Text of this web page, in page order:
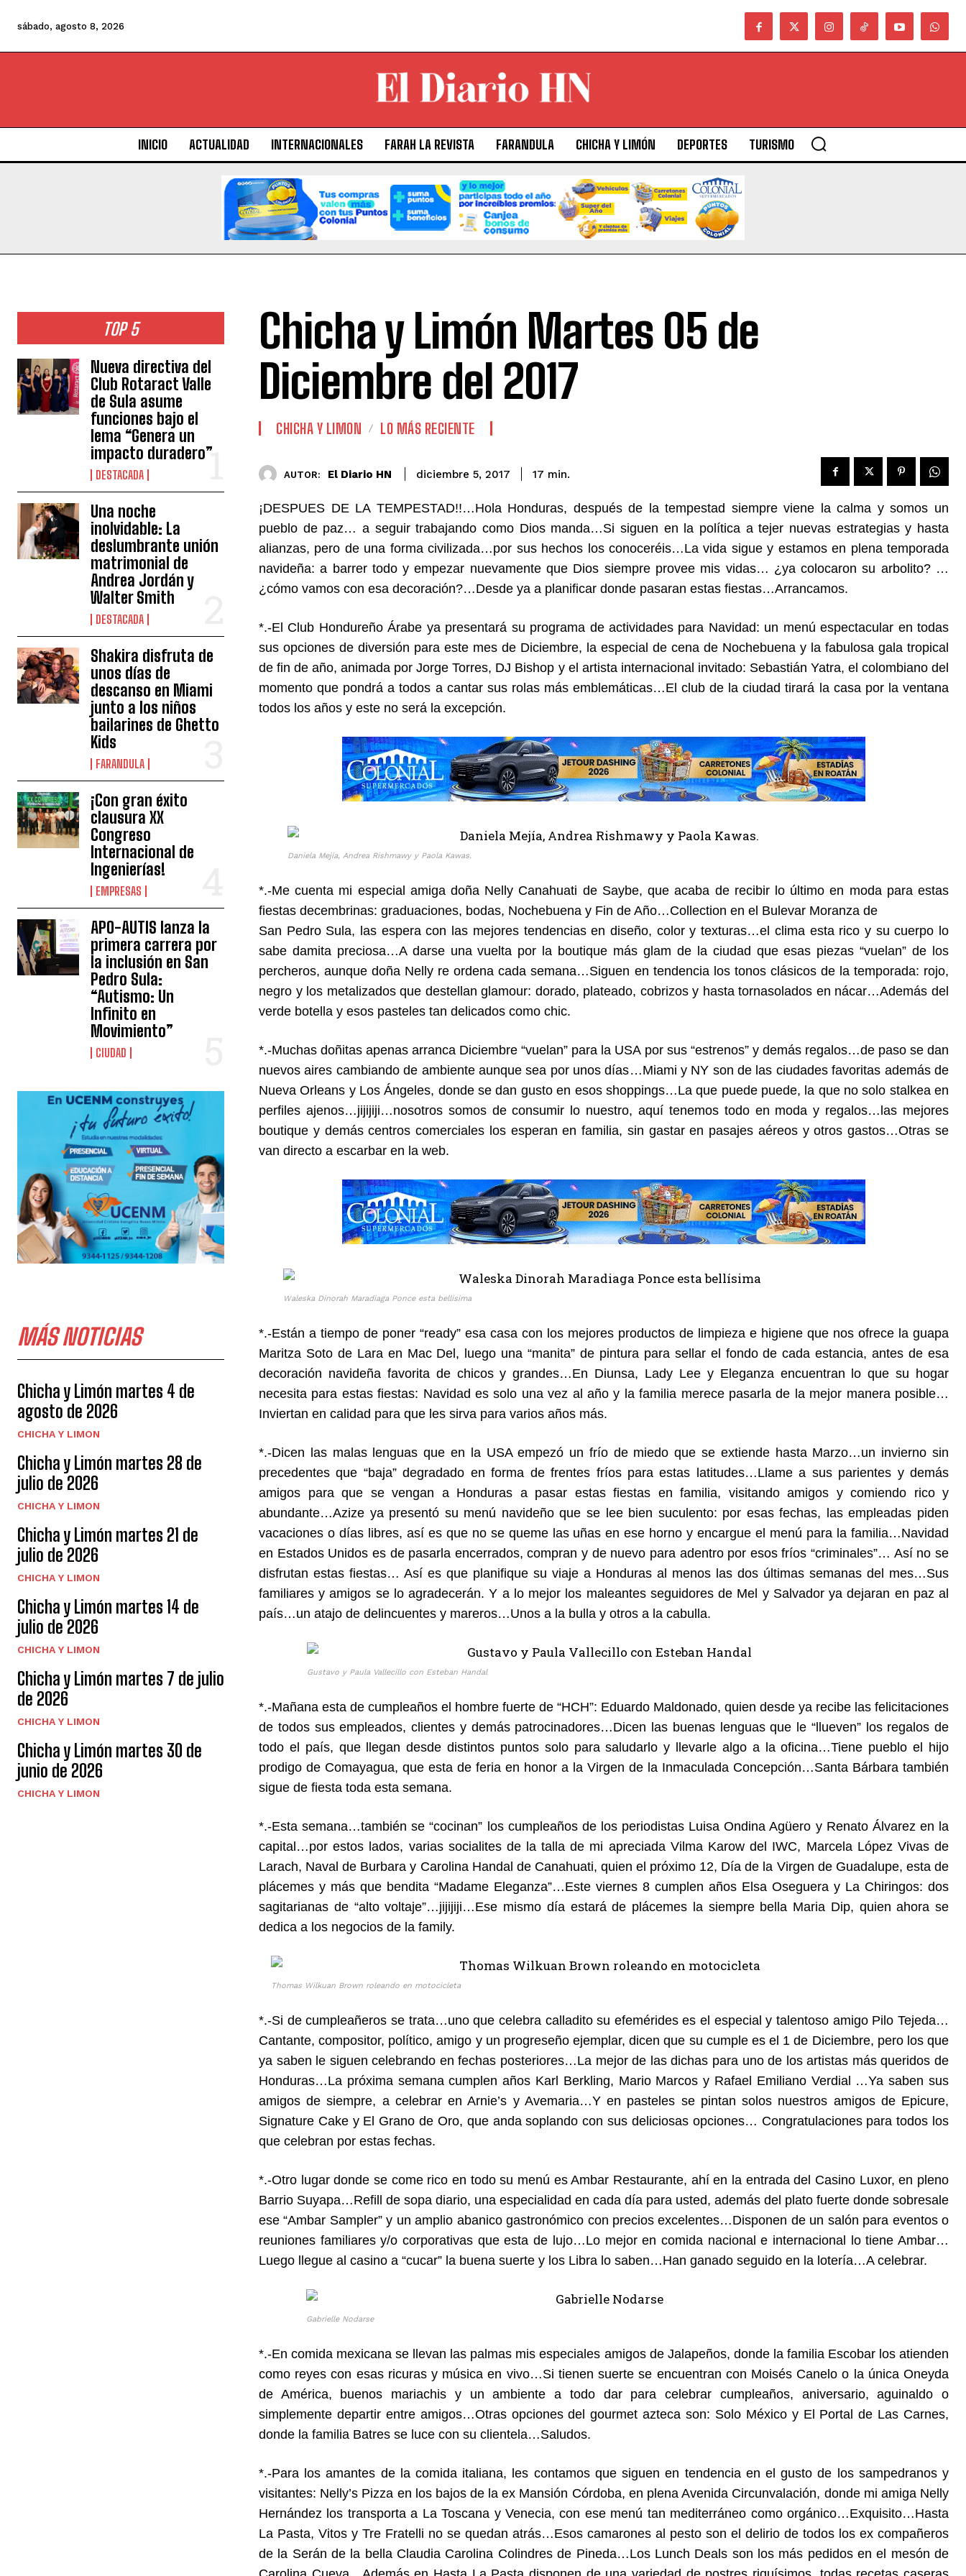
sábado, agosto 8, 2026
INICIO ACTUALIDAD INTERNACIONALES FARAH LA REVISTA FARANDULA CHICHA Y LIMÓN DEPORTES TURISMO
TOP 5
Nueva directiva del
Club Rotaract Valle
de Sula asume
funciones bajo el
lema “Genera un
impacto duradero”
DESTACADA
Una noche
inolvidable: La
deslumbrante unión
matrimonial de
Andrea Jordán y
Walter Smith
DESTACADA
Shakira disfruta de
unos días de
descanso en Miami
junto a los niños
bailarines de Ghetto
Kids
FARANDULA
¡Con gran éxito
clausura XX
Congreso
Internacional de
Ingenierías!
EMPRESAS
APO-AUTIS lanza la
primera carrera por
la inclusión en San
Pedro Sula:
“Autismo: Un
Infinito en
Movimiento”
CIUDAD
MÁS NOTICIAS
Chicha y Limón martes 4 de
agosto de 2026
CHICHA Y LIMON
Chicha y Limón martes 28 de
julio de 2026
CHICHA Y LIMON
Chicha y Limón martes 21 de
julio de 2026
CHICHA Y LIMON
Chicha y Limón martes 14 de
julio de 2026
CHICHA Y LIMON
Chicha y Limón martes 7 de julio
de 2026
CHICHA Y LIMON
Chicha y Limón martes 30 de
junio de 2026
CHICHA Y LIMON
Chicha y Limón Martes 05 de
Diciembre del 2017
CHICHA Y LIMON LO MÁS RECIENTE
AUTOR: El Diario HN diciembre 5, 2017 17 min.
¡DESPUES DE LA TEMPESTAD!!…Hola Honduras, después de la tempestad siempre viene la calma y somos un
pueblo de paz… a seguir trabajando como Dios manda…Si siguen en la política a tejer nuevas estrategias y hasta
alianzas, pero de una forma civilizada…por sus hechos los conoceréis…La vida sigue y estamos en plena temporada
navideña: a barrer todo y empezar nuevamente que Dios siempre provee mis vidas… ¿ya colocaron su arbolito? …
¿cómo vamos con esa decoración?…Desde ya a planificar donde pasaran estas fiestas…Arrancamos.
*.-El Club Hondureño Árabe ya presentará su programa de actividades para Navidad: un menú espectacular en todas
sus opciones de diversión para este mes de Diciembre, la especial de cena de Nochebuena y la fabulosa gala tropical
de fin de año, animada por Jorge Torres, DJ Bishop y el artista internacional invitado: Sebastián Yatra, el colombiano del
momento que pondrá a todos a cantar sus rolas más emblemáticas…El club de la ciudad tirará la casa por la ventana
todos los años y este no será la excepción.
Daniela Mejía, Andrea Rishmawy y Paola Kawas.
*.-Me cuenta mi especial amiga doña Nelly Canahuati de Saybe, que acaba de recibir lo último en moda para estas
fiestas decembrinas: graduaciones, bodas, Nochebuena y Fin de Año…Collection en el Bulevar Moranza de
San Pedro Sula, las espera con las mejores tendencias en diseño, color y texturas…el clima esta rico y su cuerpo lo
sabe damita preciosa…A darse una vuelta por la boutique más glam de la ciudad que esas piezas “vuelan” de los
percheros, aunque doña Nelly re ordena cada semana…Siguen en tendencia los tonos clásicos de la temporada: rojo,
negro y los metalizados que destellan glamour: dorado, plateado, cobrizos y hasta tornasolados en nácar…Además del
verde botella y esos pasteles tan delicados como chic.
*.-Muchas doñitas apenas arranca Diciembre “vuelan” para la USA por sus “estrenos” y demás regalos…de paso se dan
nuevos aires cambiando de ambiente aunque sea por unos días…Miami y NY son de las ciudades favoritas además de
Nueva Orleans y Los Ángeles, donde se dan gusto en esos shoppings…La que puede puede, la que no solo stalkea en
perfiles ajenos…jijijiji…nosotros somos de consumir lo nuestro, aquí tenemos todo en moda y regalos…las mejores
boutique y demás centros comerciales los esperan en familia, sin gastar en pasajes aéreos y otros gastos…Otras se
van directo a escarbar en la web.
Waleska Dinorah Maradiaga Ponce esta bellísima
*.-Están a tiempo de poner “ready” esa casa con los mejores productos de limpieza e higiene que nos ofrece la guapa
Maritza Soto de Lara en Mac Del, luego una “manita” de pintura para sellar el fondo de cada estancia, antes de esa
decoración navideña favorita de chicos y grandes…En Diunsa, Lady Lee y Eleganza encuentran lo que su hogar
necesita para estas fiestas: Navidad es solo una vez al año y la familia merece pasarla de la mejor manera posible…
Inviertan en calidad para que les sirva para varios años más.
*.-Dicen las malas lenguas que en la USA empezó un frío de miedo que se extiende hasta Marzo…un invierno sin
precedentes que “baja” degradado en forma de frentes fríos para estas latitudes…Llame a sus parientes y demás
amigos para que se vengan a Honduras a pasar estas fiestas en familia, visitando amigos y comiendo rico y
abundante…Azize ya presentó su menú navideño que se lee bien suculento: por esas fechas, las empleadas piden
vacaciones o días libres, así es que no se queme las uñas en ese horno y encargue el menú para la familia…Navidad
en Estados Unidos es de pasarla encerrados, compran y de nuevo para adentro por esos fríos “criminales”… Así no se
disfrutan estas fiestas… Así es que planifique su viaje a Honduras al menos las dos últimas semanas del mes…Sus
familiares y amigos se lo agradecerán. Y a lo mejor los maleantes seguidores de Mel y Salvador ya dejaran en paz al
país…un atajo de delincuentes y mareros…Unos a la bulla y otros a la cabulla.
Gustavo y Paula Vallecillo con Esteban Handal
*.-Mañana esta de cumpleaños el hombre fuerte de “HCH”: Eduardo Maldonado, quien desde ya recibe las felicitaciones
de todos sus empleados, clientes y demás patrocinadores…Dicen las buenas lenguas que le “llueven” los regalos de
todo el país, que llegan desde distintos puntos solo para saludarlo y llevarle algo a la oficina…Tiene pueblo el hijo
prodigo de Comayagua, que esta de feria en honor a la Virgen de la Inmaculada Concepción…Santa Bárbara también
sigue de fiesta toda esta semana.
*.-Esta semana…también se “cocinan” los cumpleaños de los periodistas Luisa Ondina Agüero y Renato Álvarez en la
capital…por estos lados, varias socialites de la talla de mi apreciada Vilma Karow del IWC, Marcela López Vivas de
Larach, Naval de Burbara y Carolina Handal de Canahuati, quien el próximo 12, Día de la Virgen de Guadalupe, esta de
plácemes y más que bendita “Madame Eleganza”…Este viernes 8 cumplen años Elsa Oseguera y La Chiringos: dos
sagitarianas de “alto voltaje”…jijijiji…Ese mismo día estará de plácemes la siempre bella Maria Dip, quien ahora se
dedica a los negocios de la family.
Thomas Wilkuan Brown roleando en motocicleta
*.-Si de cumpleañeros se trata…uno que celebra calladito su efemérides es el especial y talentoso amigo Pilo Tejeda…
Cantante, compositor, político, amigo y un progreseño ejemplar, dicen que su cumple es el 1 de Diciembre, pero los que
ya saben le siguen celebrando en fechas posteriores…La mejor de las dichas para uno de los artistas más queridos de
Honduras…La próxima semana cumplen años Karl Berkling, Mario Marcos y Rafael Emiliano Verdial …Ya saben sus
amigos de siempre, a celebrar en Arnie’s y Avemaria…Y en pasteles se pintan solos nuestros amigos de Epicure,
Signature Cake y El Grano de Oro, que anda soplando con sus deliciosas opciones… Congratulaciones para todos los
que celebran por estas fechas.
*.-Otro lugar donde se come rico en todo su menú es Ambar Restaurante, ahí en la entrada del Casino Luxor, en pleno
Barrio Suyapa…Refill de sopa diario, una especialidad en cada día para usted, además del plato fuerte donde sobresale
ese “Ambar Sampler” y un amplio abanico gastronómico con precios excelentes…Disponen de un salón para eventos o
reuniones familiares y/o corporativas que esta de lujo…Lo mejor en comida nacional e internacional lo tiene Ambar…
Luego llegue al casino a “cucar” la buena suerte y los Libra lo saben…Han ganado seguido en la lotería…A celebrar.
Gabrielle Nodarse
*.-En comida mexicana se llevan las palmas mis especiales amigos de Jalapeños, donde la familia Escobar los atienden
como reyes con esas ricuras y música en vivo…Si tienen suerte se encuentran con Moisés Canelo o la única Oneyda
de América, buenos mariachis y un ambiente a todo dar para celebrar cumpleaños, aniversario, aguinaldo o
simplemente departir entre amigos…Otras opciones del gourmet azteca son: Solo México y El Portal de Las Carnes,
donde la familia Batres se luce con su clientela…Saludos.
*.-Para los amantes de la comida italiana, les contamos que siguen en tendencia en el gusto de los sampedranos y
visitantes: Nelly’s Pizza en los bajos de la ex Mansión Córdoba, en plena Avenida Circunvalación, donde mi amiga Nelly
Hernández los transporta a La Toscana y Venecia, con ese menú tan mediterráneo como orgánico…Exquisito…Hasta
La Pasta, Vitos y Tre Fratelli no se quedan atrás…Esos camarones al pesto son el delirio de todos los ex compañeros
de la Serán de la bella Claudia Carolina Colindres de Pineda…Los Lunch Deals son los más pedidos en el mesón de